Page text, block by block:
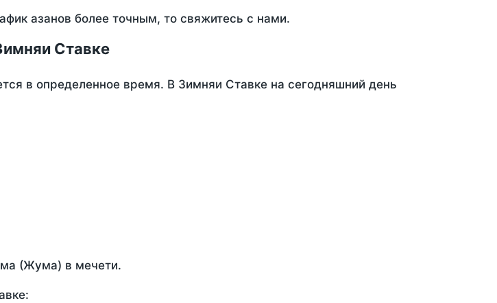
азанов более точным, то свяжитесь с нами.
Ставке
в определенное время. В Зимняи Ставке на сегодняшний день
(Жума) в мечети.